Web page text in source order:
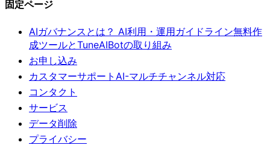
固定ページ
AIガバナンスとは？ AI利用・運用ガイドライン無料作
成ツールとTuneAIBotの取り組み
お申し込み
カスタマーサポートAI-マルチチャンネル対応
コンタクト
サービス
データ削除
プライバシー